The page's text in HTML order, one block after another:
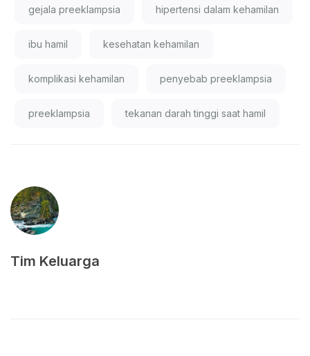
gejala preeklampsia hipertensi dalam kehamilan
ibu hamil kesehatan kehamilan
komplikasi kehamilan penyebab preeklampsia
preeklampsia tekanan darah tinggi saat hamil
Tim Keluarga